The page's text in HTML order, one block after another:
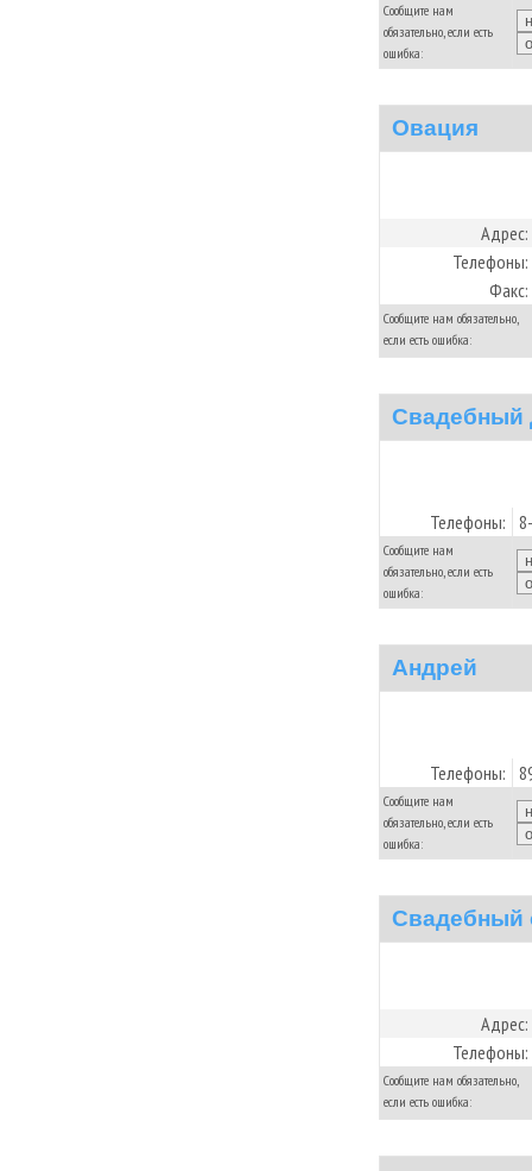
Сообщите нам
обязательно, если есть
ошибка:
Овация
Адрес:
Телефоны:
Факс:
Сообщите нам обязательно,
если есть ошибка:
Свадебный
Телефоны:
Сообщите нам
обязательно, если есть
ошибка:
Андрей
Телефоны:
Сообщите нам
обязательно, если есть
ошибка:
Свадебный
Адрес:
Телефоны:
Сообщите нам обязательно,
если есть ошибка: